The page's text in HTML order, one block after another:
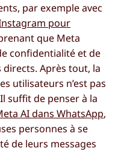
par exemple avec
pour
que Meta
confidentialité et de
Après tout, la
utilisateurs n’est pas
suffit de penser à la
AI dans WhatsApp,
personnes à se
de leurs messages